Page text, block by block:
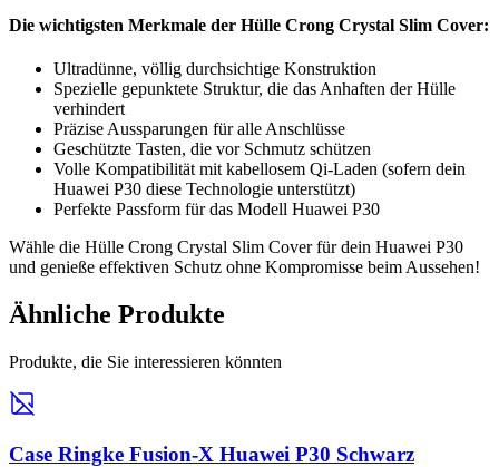
Die wichtigsten Merkmale der Hülle Crong Crystal Slim Cover:
Ultradünne, völlig durchsichtige Konstruktion
Spezielle gepunktete Struktur, die das Anhaften der Hülle
verhindert
Präzise Aussparungen für alle Anschlüsse
Geschützte Tasten, die vor Schmutz schützen
Volle Kompatibilität mit kabellosem Qi-Laden (sofern dein
Huawei P30 diese Technologie unterstützt)
Perfekte Passform für das Modell Huawei P30
Wähle die Hülle Crong Crystal Slim Cover für dein Huawei P30
und genieße effektiven Schutz ohne Kompromisse beim Aussehen!
Ähnliche Produkte
Produkte, die Sie interessieren könnten
Case Ringke Fusion-X Huawei P30 Schwarz